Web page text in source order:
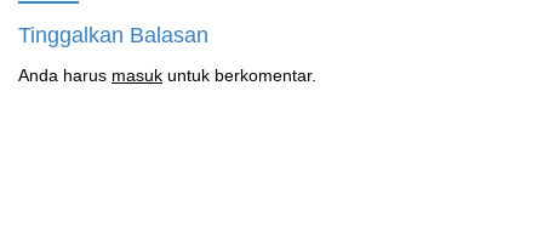
Tinggalkan Balasan
Anda harus masuk untuk berkomentar.